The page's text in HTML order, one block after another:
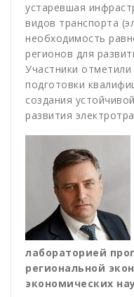
устаревшая
видов транспорта
необходимость
регионов для
Участники
подготовки
создания
развития
лабораторией
региональной
экономических